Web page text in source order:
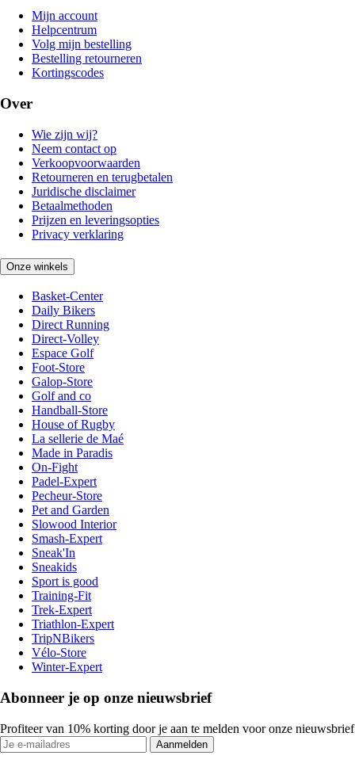
Mijn account
Helpcentrum
Volg mijn bestelling
Bestelling retourneren
Kortingscodes
Over
Wie zijn wij?
Neem contact op
Verkoopvoorwaarden
Retourneren en terugbetalen
Juridische disclaimer
Betaalmethoden
Prijzen en leveringsopties
Privacy verklaring
Onze winkels
Basket-Center
Daily Bikers
Direct Running
Direct-Volley
Espace Golf
Foot-Store
Galop-Store
Golf and co
Handball-Store
House of Rugby
La sellerie de Maé
Made in Paradis
On-Fight
Padel-Expert
Pecheur-Store
Pet and Garden
Slowood Interior
Smash-Expert
Sneak'In
Sneakids
Sport is good
Training-Fit
Trek-Expert
Triathlon-Expert
TripNBikers
Vélo-Store
Winter-Expert
Abonneer je op onze nieuwsbrief
Profiteer van 10% korting door je aan te melden voor onze nieuwsbrief
Aanmelden